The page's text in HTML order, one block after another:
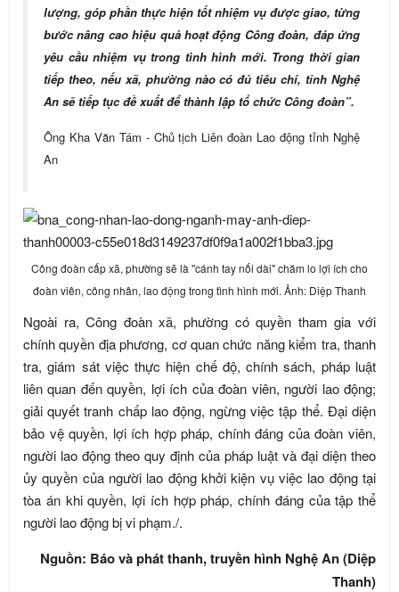
lượng, góp phần thực hiện tốt nhiệm vụ được giao, từng
bước nâng cao hiệu quả hoạt động Công đoàn, đáp ứng
yêu cầu nhiệm vụ trong tình hình mới. Trong thời gian
tiếp theo, nếu xã, phường nào có đủ tiêu chí, tỉnh Nghệ
An sẽ tiếp tục đề xuất để thành lập tổ chức Công đoàn”.
Ông Kha Văn Tám - Chủ tịch Liên đoàn Lao động tỉnh Nghệ
An
Công đoàn cấp xã, phường sẽ là "cánh tay nối dài" chăm lo lợi ích cho
đoàn viên, công nhân, lao động trong tình hình mới. Ảnh: Diệp Thanh
Ngoài ra, Công đoàn xã, phường có quyền tham gia với
chính quyền địa phương, cơ quan chức năng kiểm tra, thanh
tra, giám sát việc thực hiện chế độ, chính sách, pháp luật
liên quan đến quyền, lợi ích của đoàn viên, người lao động;
giải quyết tranh chấp lao động, ngừng việc tập thể. Đại diện
bảo vệ quyền, lợi ích hợp pháp, chính đáng của đoàn viên,
người lao động theo quy định của pháp luật và đại diện theo
ủy quyền của người lao động khởi kiện vụ việc lao động tại
tòa án khi quyền, lợi ích hợp pháp, chính đáng của tập thể
người lao động bị vi phạm./.
Nguồn: Báo và phát thanh, truyền hình Nghệ An (Diệp
Thanh)